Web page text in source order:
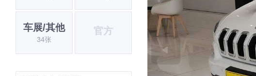
车展/其他
34张
官方